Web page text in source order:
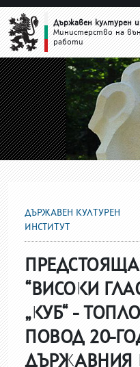
ПРЕДСТОЯЩИ
Държавен културен
Министерство на
работи
ДЪРЖАВЕН КУЛТУРЕН
ИНСТИТУТ
“ВИСОКИ
„КУБ“ -
ПОВОД 20-
ДЪРЖАВНИЯ